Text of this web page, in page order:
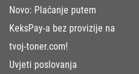
Novo: Plaćanje putem
KeksPay-a bez provizije na
tvoj-toner.com!
Uvjeti poslovanja